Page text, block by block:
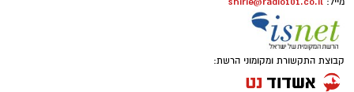
קבוצת התקשורת ומקומוני הרשת: